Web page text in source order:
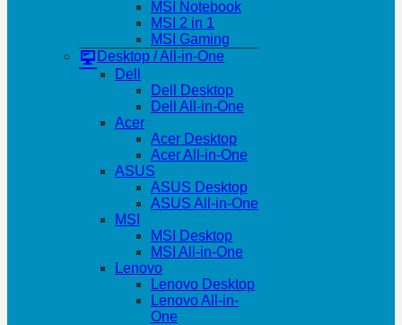
MSI Notebook
MSI 2 in 1
MSI Gaming
Desktop / All-in-One
Dell
Dell Desktop
Dell All-in-One
Acer
Acer Desktop
Acer All-in-One
ASUS
ASUS Desktop
ASUS All-in-One
MSI
MSI Desktop
MSI All-in-One
Lenovo
Lenovo Desktop
Lenovo All-in-
One